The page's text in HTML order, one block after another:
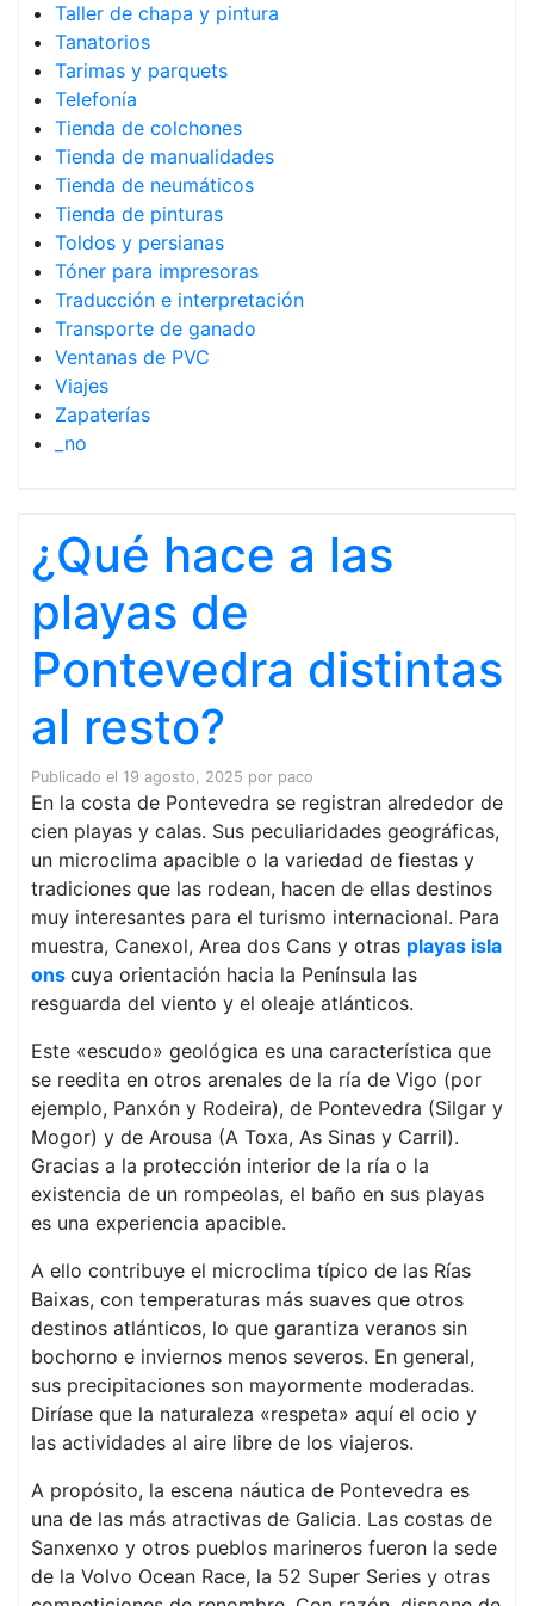
Taller de chapa y pintura
Tanatorios
Tarimas y parquets
Telefonía
Tienda de colchones
Tienda de manualidades
Tienda de neumáticos
Tienda de pinturas
Toldos y persianas
Tóner para impresoras
Traducción e interpretación
Transporte de ganado
Ventanas de PVC
Viajes
Zapaterías
_no
¿Qué hace a las
playas de
Pontevedra distintas
al resto?
Publicado el 19 agosto, 2025 por paco
En la costa de Pontevedra se registran alrededor de
cien playas y calas. Sus peculiaridades geográficas,
un microclima apacible o la variedad de fiestas y
tradiciones que las rodean, hacen de ellas destinos
muy interesantes para el turismo internacional. Para
muestra, Canexol, Area dos Cans y otras playas isla
ons cuya orientación hacia la Península las
resguarda del viento y el oleaje atlánticos.
Este «escudo» geológica es una característica que
se reedita en otros arenales de la ría de Vigo (por
ejemplo, Panxón y Rodeira), de Pontevedra (Silgar y
Mogor) y de Arousa (A Toxa, As Sinas y Carril).
Gracias a la protección interior de la ría o la
existencia de un rompeolas, el baño en sus playas
es una experiencia apacible.
A ello contribuye el microclima típico de las Rías
Baixas, con temperaturas más suaves que otros
destinos atlánticos, lo que garantiza veranos sin
bochorno e inviernos menos severos. En general,
sus precipitaciones son mayormente moderadas.
Diríase que la naturaleza «respeta» aquí el ocio y
las actividades al aire libre de los viajeros.
A propósito, la escena náutica de Pontevedra es
una de las más atractivas de Galicia. Las costas de
Sanxenxo y otros pueblos marineros fueron la sede
de la Volvo Ocean Race, la 52 Super Series y otras